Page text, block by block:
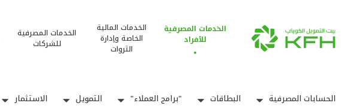
الخدمات المصرفية
للأفراد
الخدمات المالية
الخاصة وإدارة
الثروات
الخدمات المصرفية
للشركات
الحسابات المصرفية البطاقات "برامج العملاء" التمويل الاستثمار